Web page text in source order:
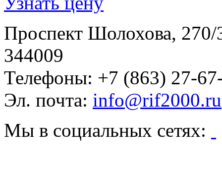
Проспект Шолохова, 270/
344009
Телефоны: +7 (863) 27-
Эл. почта: info@rif2000.ru
Мы в социальных сетях: